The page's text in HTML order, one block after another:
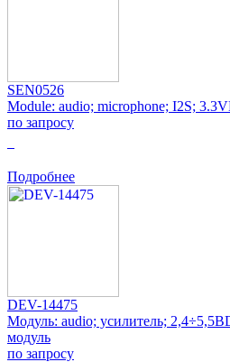
SEN0526
Module: audio; microphone; I2S;
по запросу
Подробнее
DEV-14475
Модуль: audio; усилитель;
модуль
по запросу